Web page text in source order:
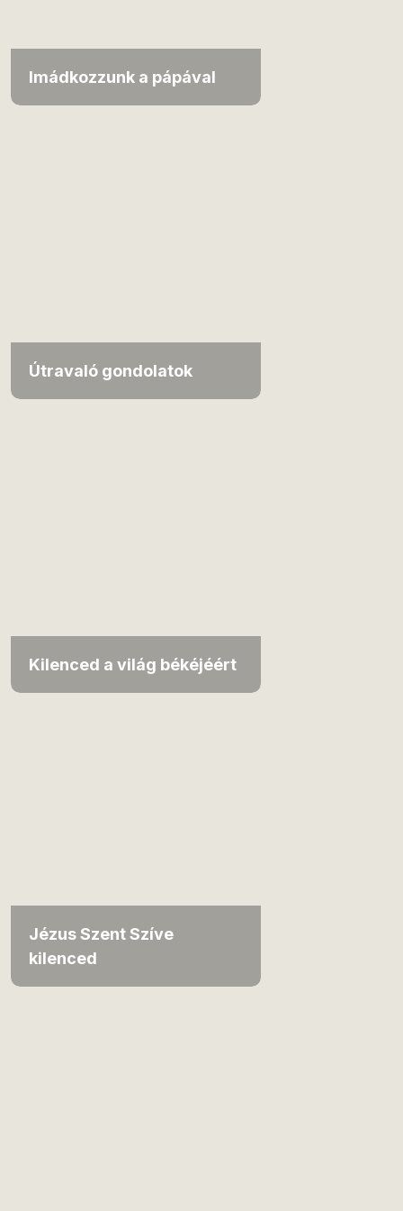
Imádkozzunk a pápával
Útravaló gondolatok
Kilenced a világ békéjéért
Jézus Szent Szíve
kilenced